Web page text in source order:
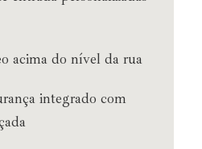
acima do nível da rua
integrado com